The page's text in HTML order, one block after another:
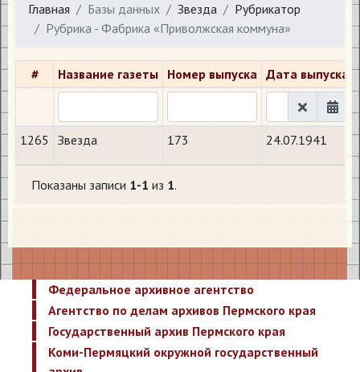
Главная Базы данных Звезда
Рубрикатор
Рубрика - Фабрика «Приволжская коммуна»
# Название газеты Номер выпуска Дата выпуска
1265 Звезда 173 24.07.1941
Показаны записи 1-1 из 1.
Федеральное архивное агентство
Агентство по делам архивов Пермского края
Государственный архив Пермского края
Коми-Пермяцкий окружной государственный